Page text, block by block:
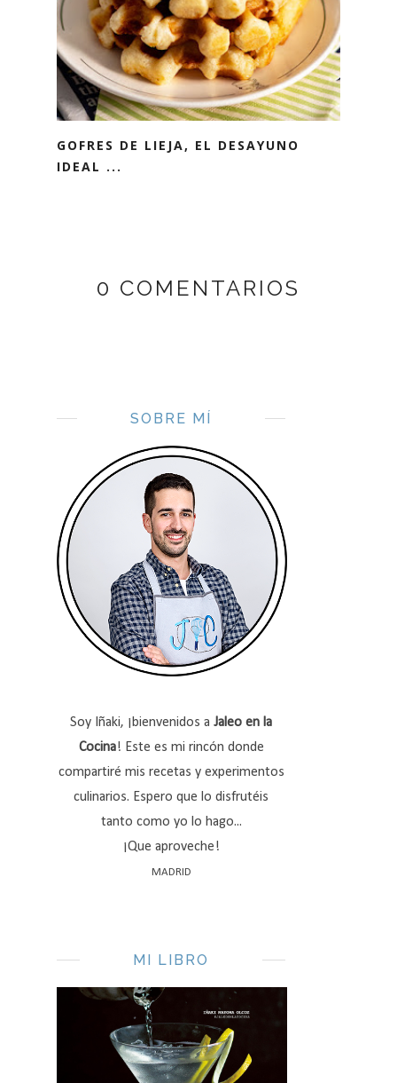
GOFRES DE LIEJA, EL DESAYUNO
IDEAL ...
0 COMENTARIOS
SOBRE MÍ
Soy Iñaki, ¡bienvenidos a Jaleo en la
Cocina! Este es mi rincón donde
compartiré mis recetas y experimentos
culinarios. Espero que lo disfrutéis
tanto como yo lo hago...
¡Que aproveche!
MADRID
MI LIBRO